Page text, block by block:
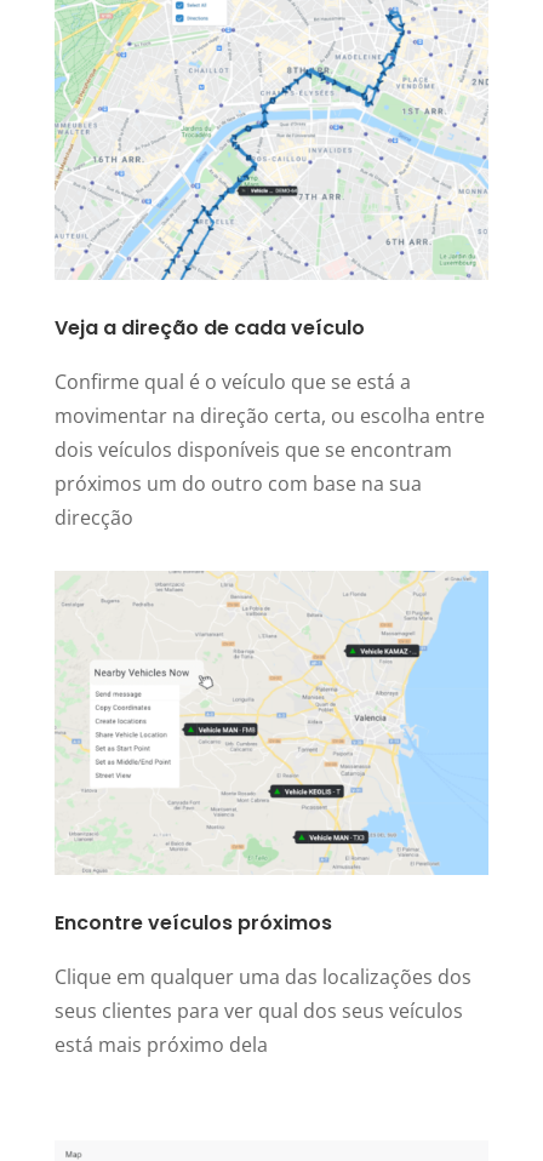
Veja a direção de cada veículo
Confirme qual é o veículo que se está a
movimentar na direção certa, ou escolha entre
dois veículos disponíveis que se encontram
próximos um do outro com base na sua
direcção
Encontre veículos próximos
Clique em qualquer uma das localizações dos
seus clientes para ver qual dos seus veículos
está mais próximo dela